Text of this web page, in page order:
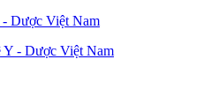
- Dược Việt Nam